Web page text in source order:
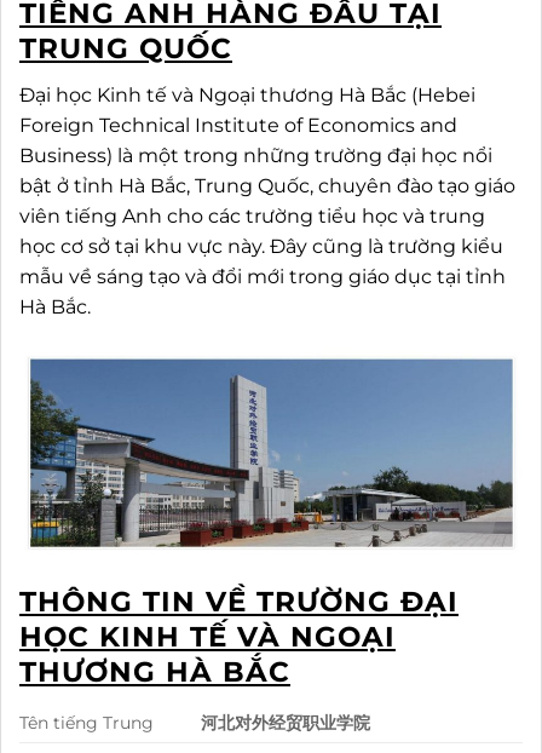
TIẾNG ANH HÀNG ĐẦU TẠI
TRUNG QUỐC
Đại học Kinh tế và Ngoại thương Hà Bắc (Hebei
Foreign Technical Institute of Economics and
Business) là một trong những trường đại học nổi
bật ở tỉnh Hà Bắc, Trung Quốc, chuyên đào tạo giáo
viên tiếng Anh cho các trường tiểu học và trung
học cơ sở tại khu vực này. Đây cũng là trường kiểu
mẫu về sáng tạo và đổi mới trong giáo dục tại tỉnh
Hà Bắc.
THÔNG TIN VỀ TRƯỜNG ĐẠI
HỌC KINH TẾ VÀ NGOẠI
THƯƠNG HÀ BẮC
Tên tiếng Trung 河北对外经贸职业学院